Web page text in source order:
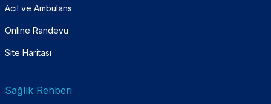
Acil ve Ambulans
Online Randevu
Site Haritası
Sağlık Rehberi